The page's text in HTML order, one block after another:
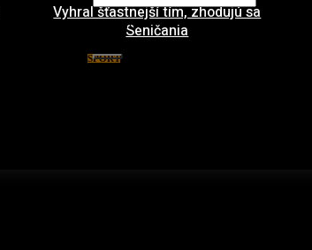
Vyhral šťastnejší tím, zhodujú sa
Seničania
ŠPORT
Search